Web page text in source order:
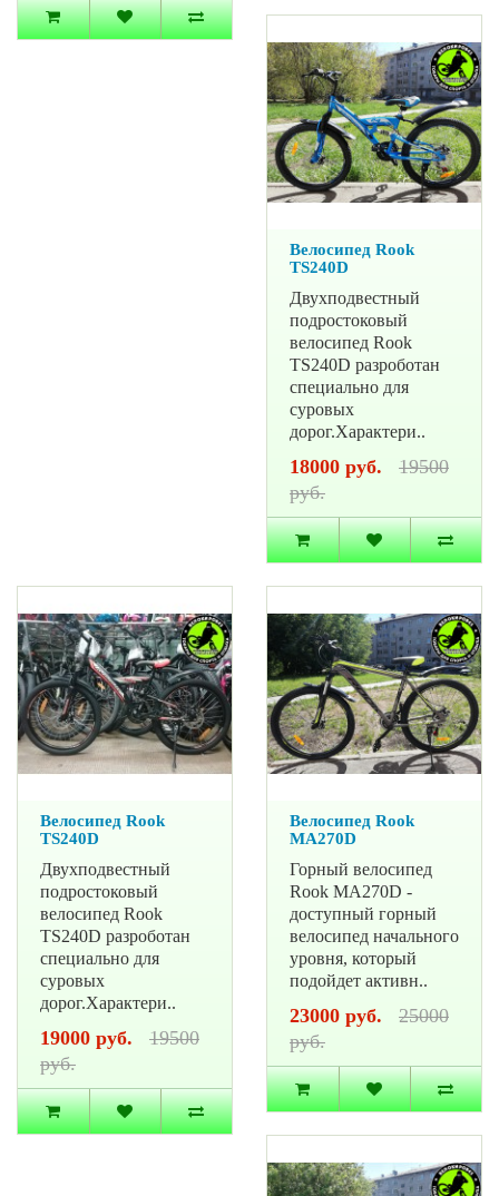
Велосипед Rook
TS240D
Двухподвестный
подростоковый
велосипед Rook
TS240D разроботан
специально для
суровых
дорог.Характери..
18000 руб.
19500
руб.
Велосипед Rook
TS240D
Двухподвестный
подростоковый
велосипед Rook
TS240D разроботан
специально для
суровых
дорог.Характери..
19000 руб.
19500
руб.
Велосипед Rook
MA270D
Горный велосипед
Rook MA270D -
доступный горный
велосипед начального
уровня, который
подойдет активн..
23000 руб.
25000
руб.